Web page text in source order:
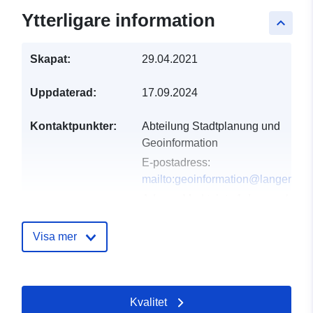
keyboard_arrow_up
Ytterligare information
Skapat: 29.04.2021
Uppdaterad: 17.09.2024
Kontaktpunkter:
Abteilung Stadtplanung und
Geoinformation
E-postadress:
Katalogregister: Läggs till i data.europa.eu: 21
February 2026
Visa mer
Kvalitet